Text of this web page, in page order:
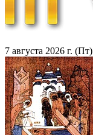
7 августа 2026 г. (Пт)